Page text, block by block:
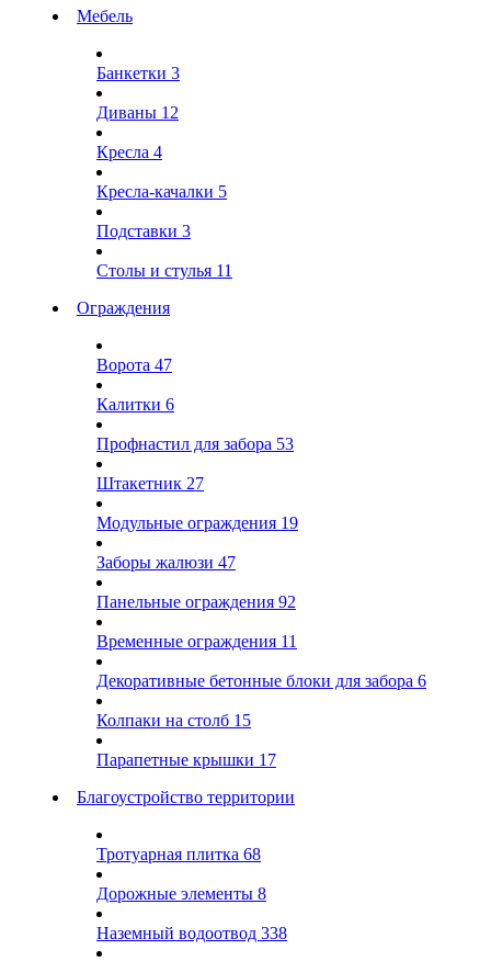
Мебель
Банкетки 3
Диваны 12
Кресла 4
Кресла-качалки 5
Подставки 3
Столы и стулья 11
Ограждения
Ворота 47
Калитки 6
Профнастил для забора 53
Штакетник 27
Модульные ограждения 19
Заборы жалюзи 47
Панельные ограждения 92
Временные ограждения 11
Декоративные бетонные блоки для забора 6
Колпаки на столб 15
Парапетные крышки 17
Благоустройство территории
Тротуарная плитка 68
Дорожные элементы 8
Наземный водоотвод 338